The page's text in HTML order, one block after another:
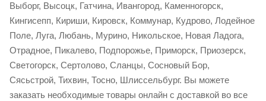
Выборг, Высоцк, Гатчина, Ивангород, Каменногорск,
Кингисепп, Кириши, Кировск, Коммунар, Кудрово, Лодейное
Поле, Луга, Любань, Мурино, Никольское, Новая Ладога,
Отрадное, Пикалево, Подпорожье, Приморск, Приозерск,
Светогорск, Сертолово, Сланцы, Сосновый Бор,
Сясьстрой, Тихвин, Тосно, Шлиссельбург. Вы можете
заказать необходимые товары онлайн с доставкой во все